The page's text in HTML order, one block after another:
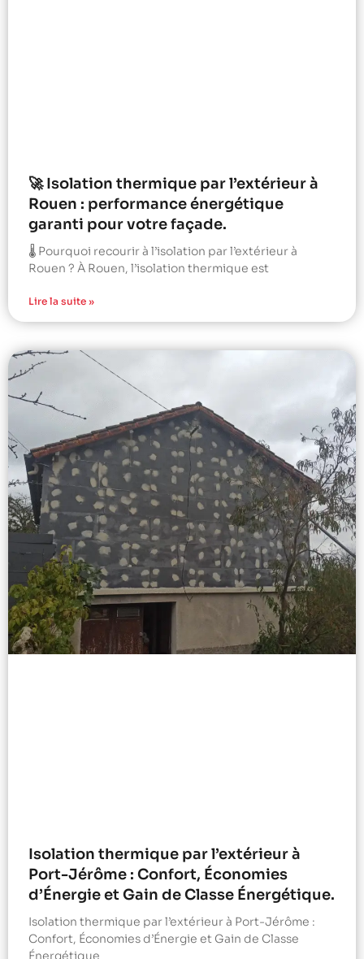
🚀 Isolation thermique par l’extérieur à
Rouen : performance énergétique
garanti pour votre façade.
🌡️ Pourquoi recourir à l’isolation par l’extérieur à
Rouen ? À Rouen, l’isolation thermique est
Lire la suite »
Isolation thermique par l’extérieur à
Port-Jérôme : Confort, Économies
d’Énergie et Gain de Classe Énergétique.
Isolation thermique par l’extérieur à Port-Jérôme :
Confort, Économies d’Énergie et Gain de Classe
Énergétique